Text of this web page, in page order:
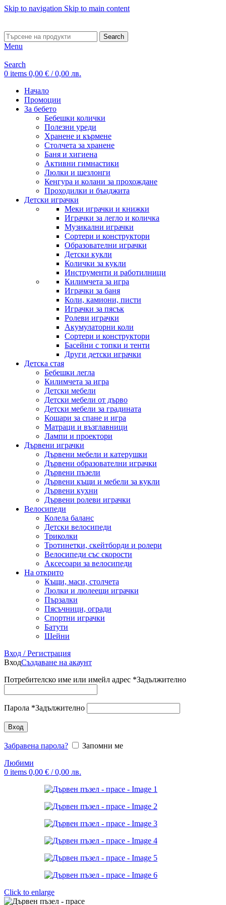
Skip to navigation Skip to main content
Search
Menu
Search
0 items 0,00 € / 0,00 лв.
Начало
Промоции
За бебето
Бебешки колички
Полезни уреди
Хранене и кърмене
Столчета за хранене
Баня и хигиена
Активни гимнастики
Люлки и шезлонги
Кенгура и колани за прохождане
Проходилки и бънджита
Детски играчки
Меки играчки и книжки
Играчки за легло и количка
Музикални играчки
Сортери и конструктори
Образователни играчки
Детски кукли
Колички за кукли
Инструменти и работилници
Килимчета за игра
Играчки за баня
Коли, камиони, писти
Играчки за пясък
Ролеви играчки
Акумулаторни коли
Сортери и конструктори
Басейни с топки и тенти
Други детски играчки
Детска стая
Бебешки легла
Килимчета за игра
Детски мебели
Детски мебели от дърво
Детски мебели за градината
Кошари за спане и игра
Матраци и възглавници
Лампи и проектори
Дървени играчки
Дървени мебели и катерушки
Дървени образователни играчки
Дървени пъзели
Дървени къщи и мебели за кукли
Дървени кухни
Дървени ролеви играчки
Велосипеди
Колела баланс
Детски велосипеди
Триколки
Тротинетки, скейтборди и ролери
Велосипеди със скорости
Аксесоари за велосипеди
На открито
Къщи, маси, столчета
Люлки и люлеещи играчки
Пързалки
Пясъчници, огради
Спортни играчки
Батути
Шейни
Вход / Регистрация
ВходСъздаване на акаунт
Потребителско име или имейл адрес *Задължително
Парола *Задължително
Вход
Забравена парола?
Запомни ме
Любими
0 items 0,00 € / 0,00 лв.
Click to enlarge